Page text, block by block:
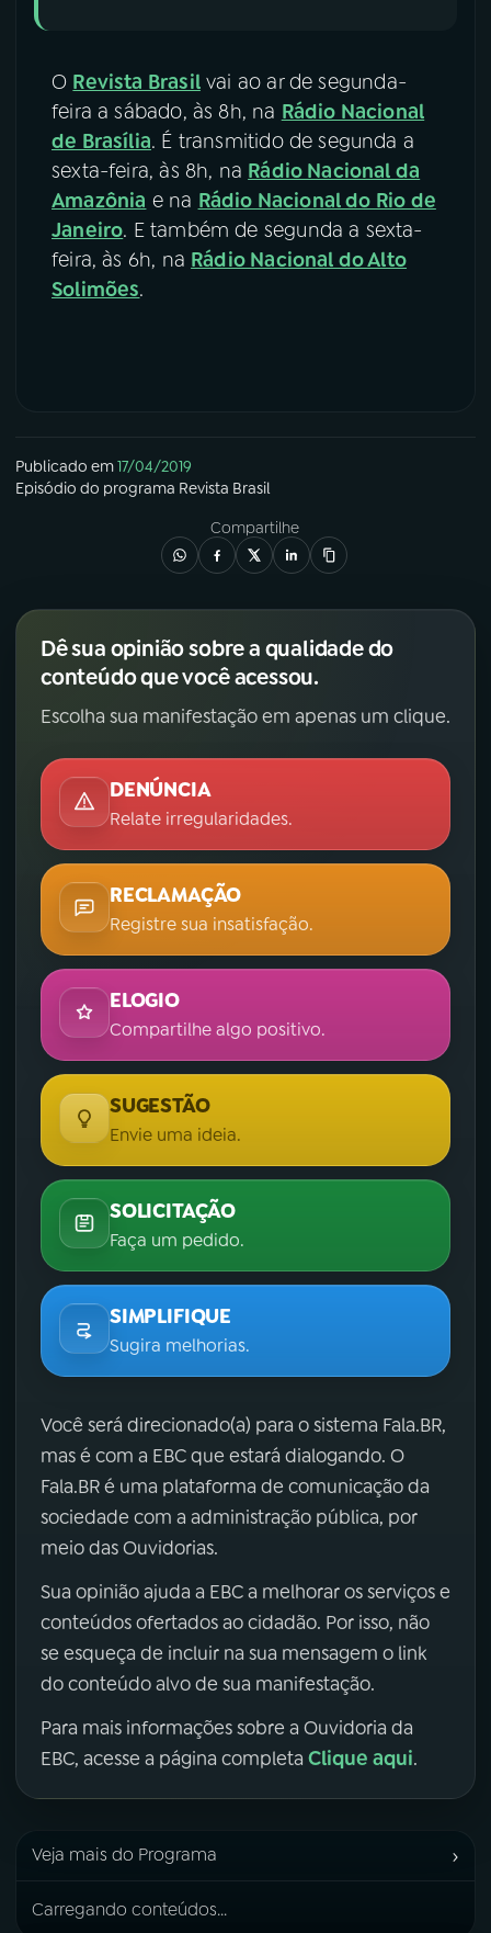
O Revista Brasilvai ao ar de segunda-
feira a sábado, às 8h, na Rádio Nacional
de Brasília. É transmitido de segunda a
sexta-feira, às 8h, na Rádio Nacional da
Amazônia e na Rádio Nacional do Rio de
Janeiro. E também de segunda a sexta-
feira, às 6h, na Rádio Nacional do Alto
Solimões.
Publicado em17/04/2019
Episódio do programa Revista Brasil
Compartilhe
Dê sua opinião sobre a qualidade do
conteúdo que você acessou.
Escolha sua manifestação em apenas um clique.
DENÚNCIA
Relate irregularidades.
RECLAMAÇÃO
Registre sua insatisfação.
ELOGIO
Compartilhe algo positivo.
SUGESTÃO
Envie uma ideia.
SOLICITAÇÃO
Faça um pedido.
SIMPLIFIQUE
Sugira melhorias.
Você será direcionado(a) para o sistema Fala.BR,
mas é com a EBC que estará dialogando. O
Fala.BR é uma plataforma de comunicação da
sociedade com a administração pública, por
meio das Ouvidorias.
Sua opinião ajuda a EBC a melhorar os serviços e
conteúdos ofertados ao cidadão. Por isso, não
se esqueça de incluir na sua mensagem o link
do conteúdo alvo de sua manifestação.
Para mais informações sobre a Ouvidoria da
EBC, acesse a página completa Clique aqui.
Veja mais do Programa ›
Carregando conteúdos...